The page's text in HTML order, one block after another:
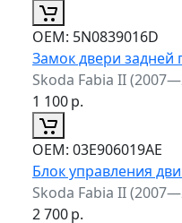
ОЕМ: 5N0839016D
Замок двери задней
Skoda Fabia II
1 100р.
ОЕМ: 03E906019AE
Блок управления
Skoda Fabia II
2 700р.